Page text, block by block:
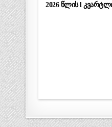
2026 წლის l